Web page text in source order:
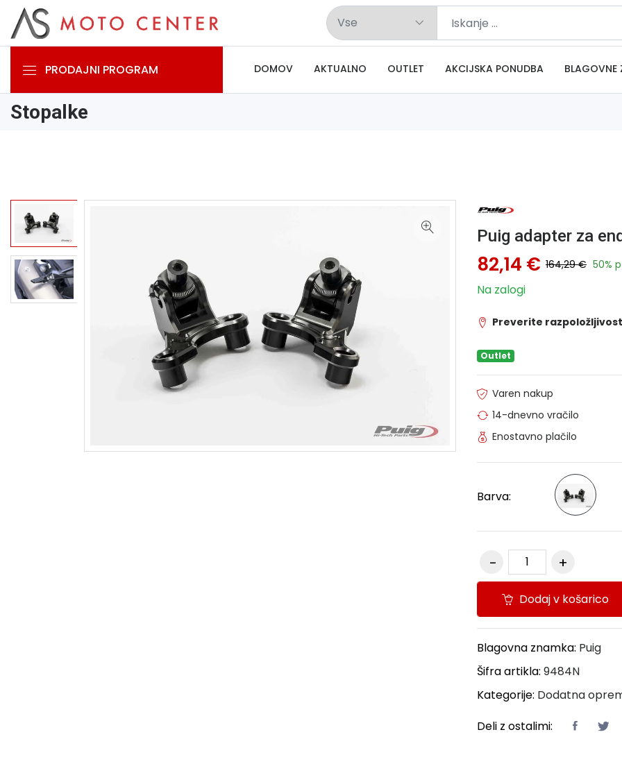
PRODAJNI PROGRAM DOMOV AKTUALNO OUTLET AKCIJSKA PONUDBA BLAGOVNE
Stopalke
Puig adapter za
82,14 € 164,29 € 50%
Na zalogi
Preverite
Outlet
Varen nakup
14-dnevno vračilo
Enostavno plačilo
Barva:
Dodaj v košarico
Blagovna znamka: Puig
Šifra artikla: 9484N
Kategorije: Dodatna
Deli z ostalimi: